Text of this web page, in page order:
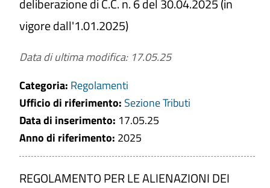
deliberazione di C.C. n. 6 del 30.04.2025 (in
vigore dall'1.01.2025)
Data di ultima modifica: 17.05.25
Categoria: Regolamenti
Ufficio di riferimento: Sezione Tributi
Data di inserimento: 17.05.25
Anno di riferimento: 2025
REGOLAMENTO PER LE ALIENAZIONI DEI